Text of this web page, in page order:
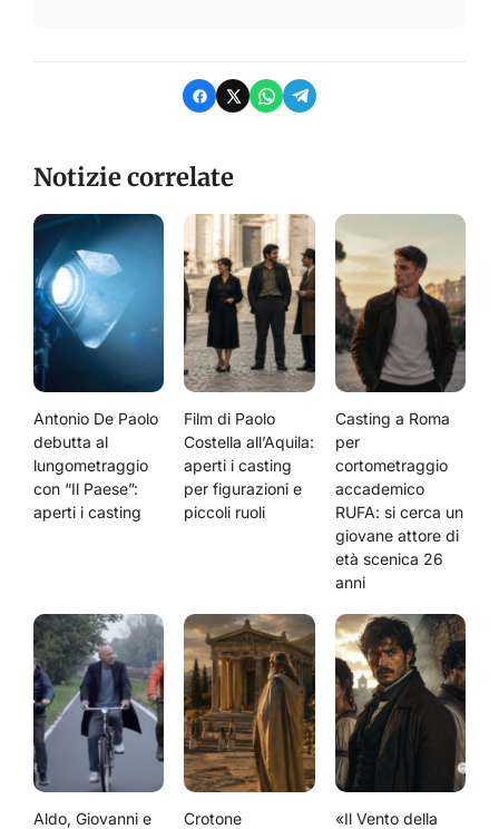
Notizie correlate
Antonio De Paolo
debutta al
lungometraggio
con “Il Paese”:
aperti i casting
Film di Paolo
Costella all’Aquila:
aperti i casting
per figurazioni e
piccoli ruoli
Casting a Roma
per
cortometraggio
accademico
RUFA: si cerca un
giovane attore di
età scenica 26
anni
Aldo, Giovanni e Crotone «Il Vento della